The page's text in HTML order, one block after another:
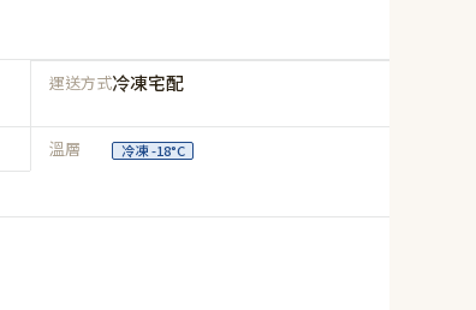
運送方式冷凍宅配
溫層 冷凍 -18°C